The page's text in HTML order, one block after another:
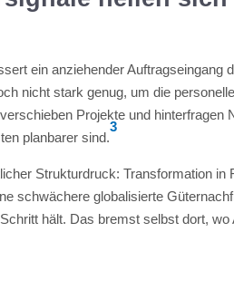
ein anziehender Auftragseingang
nicht stark genug, um die
Projekte und hinterfragen
planbarer sind.
3
Strukturdruck: Transformation in
schwächere globalisierte
hält. Das bremst selbst dort,